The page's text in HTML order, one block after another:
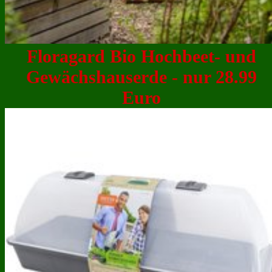
Floragard Bio Hochbeet- und
Gewächshauserde - nur 28.99
Euro